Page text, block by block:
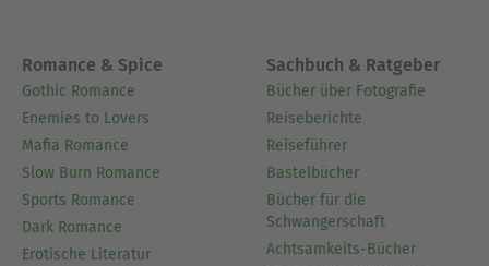
Romance & Spice
Gothic Romance
Enemies to Lovers
Mafia Romance
Slow Burn Romance
Sports Romance
Dark Romance
Erotische Literatur
Sachbuch & Ratgeber
Bücher über Fotografie
Reiseberichte
Reiseführer
Bastelbücher
Bücher für die
Schwangerschaft
Achtsamkeits-Bücher